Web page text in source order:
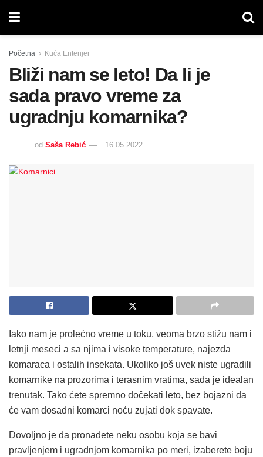
Početna Kuća Enterijer
Bliži nam se leto! Da li je
sada pravo vreme za
ugradnju komarnika?
od Saša Rebić 16.05.2022
Iako nam je prolećno vreme u toku, veoma brzo stižu nam i
letnji meseci a sa njima i visoke temperature, najezda
komaraca i ostalih insekata. Ukoliko još uvek niste ugradili
komarnike na prozorima i terasnim vratima, sada je idealan
trenutak. Tako ćete spremno dočekati leto, bez bojazni da
će vam dosadni komarci noću zujati dok spavate.
Dovoljno je da pronađete neku osobu koja se bavi
pravljenjem i ugradnjom komarnika po meri, izaberete boju